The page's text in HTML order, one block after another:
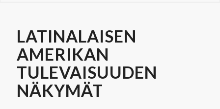
LATINALAISEN
AMERIKAN
TULEVAISUUDEN
NÄKYMÄT